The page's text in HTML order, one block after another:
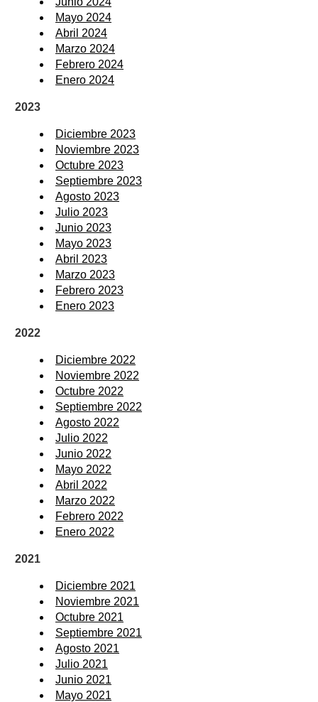
Mayo 2024
Abril 2024
Marzo 2024
Febrero 2024
Enero 2024
2023
Diciembre 2023
Noviembre 2023
Octubre 2023
Septiembre 2023
Agosto 2023
Julio 2023
Junio 2023
Mayo 2023
Abril 2023
Marzo 2023
Febrero 2023
Enero 2023
2022
Diciembre 2022
Noviembre 2022
Octubre 2022
Septiembre 2022
Agosto 2022
Julio 2022
Junio 2022
Mayo 2022
Abril 2022
Marzo 2022
Febrero 2022
Enero 2022
2021
Diciembre 2021
Noviembre 2021
Octubre 2021
Septiembre 2021
Agosto 2021
Julio 2021
Junio 2021
Mayo 2021